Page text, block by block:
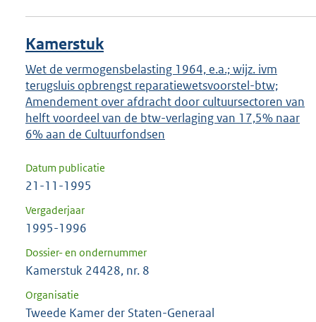
Kamerstuk
Wet de vermogensbelasting 1964, e.a.; wijz. ivm
terugsluis opbrengst reparatiewetsvoorstel-btw;
Amendement over afdracht door cultuursectoren van
helft voordeel van de btw-verlaging van 17,5% naar
6% aan de Cultuurfondsen
Datum publicatie
21-11-1995
Vergaderjaar
1995-1996
Dossier- en ondernummer
Kamerstuk 24428, nr. 8
Organisatie
Tweede Kamer der Staten-Generaal